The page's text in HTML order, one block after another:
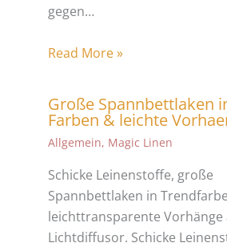
gegen…
Read More »
Große Spannbettlaken
Farben & leichte
Allgemein, Magic Linen
Schicke Leinenstoffe, große
Spannbettlaken in
leichttransparente Vorhänge
Lichtdiffusor. Schicke